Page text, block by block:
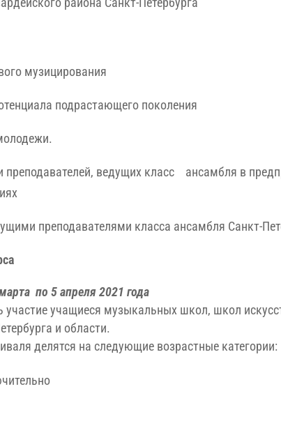
музицирования
подрастающего поколения
ведущих класс ансамбля в
преподавателями класса ансамбля Санкт-
по 5 апреля 2021 года
участие учащиеся музыкальных школ, школ
и области.
делятся на следующие возрастные категории: